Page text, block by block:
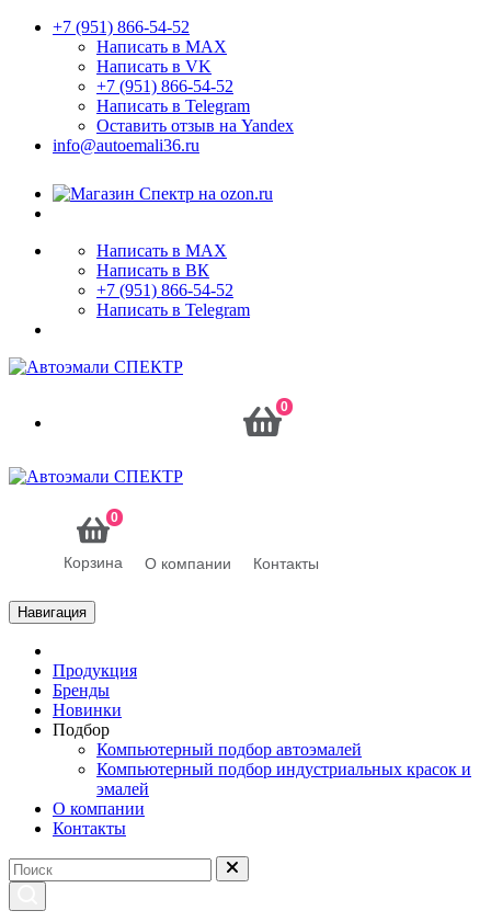
+7 (951) 866-54-52
Написать в MAX
Написать в VK
+7 (951) 866-54-52
Написать в Telegram
Оставить отзыв на Yandex
info@autoemali36.ru
Написать в MAX
Написать в ВК
+7 (951) 866-54-52
Написать в Telegram
0
0
Корзина О компании Контакты
Навигация
Продукция
Бренды
Новинки
Подбор
Компьютерный подбор автоэмалей
Компьютерный подбор индустриальных красок и
эмалей
О компании
Контакты